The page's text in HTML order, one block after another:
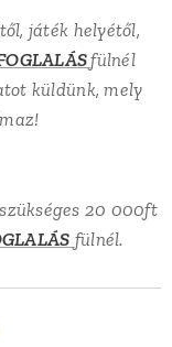
játék helyétől,
fülnél
küldünk, mely
20 000ft
fülnél.